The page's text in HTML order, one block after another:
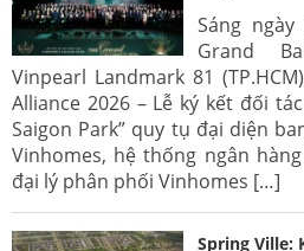
Sáng
Grand
Vinpearl Landmark 81
Alliance 2026 – Lễ ký kết đối
Saigon Park” quy tụ đại diện
Vinhomes, hệ thống ngân
đại lý phân phối Vinhomes […]
Spring Ville: